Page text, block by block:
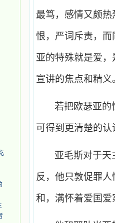
最笃，感情又颇
恨，严词斥责，
亚的特殊就是爱
宣讲的焦点和精义
若把欧瑟亚的
可得到更清楚的认
亚毛斯对于天
反，他只敦促罪
和，满怀着爱国